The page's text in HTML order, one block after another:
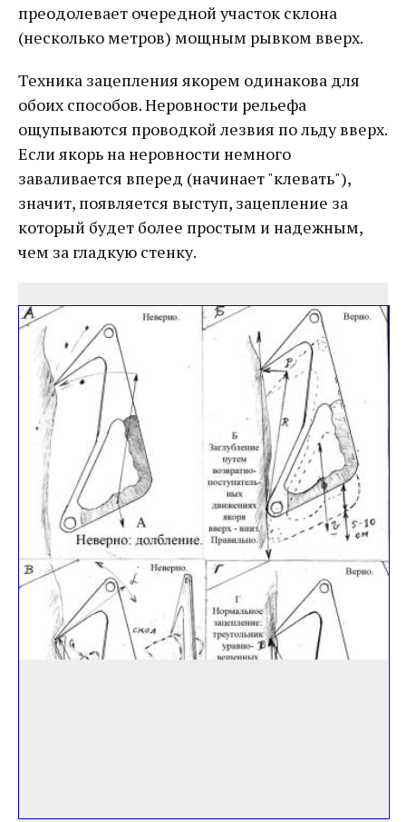
преодолевает очередной участок склона
(несколько метров) мощным рывком вверх.
Техника зацепления якорем одинакова для
обоих способов. Неровности рельефа
ощупываются проводкой лезвия по льду вверх.
Если якорь на неровности немного
заваливается вперед (начинает "клевать"),
значит, появляется выступ, зацепление за
который будет более простым и надежным,
чем за гладкую стенку.